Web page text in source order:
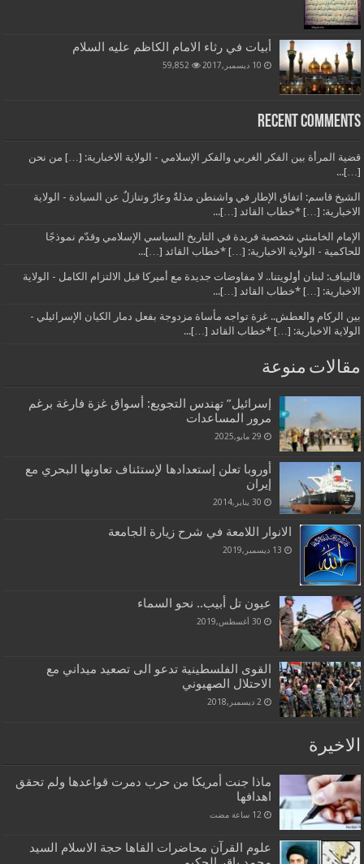
أبيات في رثاء الامام الكاظم عليه السلام
10 ديسمبر,2017 59,852
Recent Comments
قضية المرأة بين الفكر الغربي والفكر الإسلامي - الولاية الاخبارية: […] من نحن
[…]...
الشيخ قاسم: اتفاق الإطار في واشنطن مذلةٌ وعارٌ وتنازلٌ عن السيادة - الولاية
الاخبارية: […] *خطاب القائد […]...
الإمام الخامنئي شخصية فريدة في التاريخ السياسي الإسلامي وقدّم نموذجًا
للحاكمية - الولاية الاخبارية: […] *خطاب القائد […]...
قاليباف: لبنان أولويتنا.. لا مفاوضات جديدة مع أميركا قبل الالتزام الكامل - الولاية
الاخبارية: […] *خطاب القائد […]...
بين الركام والعطش.. غزة تواجه مأساة مزدوجة بفعل دمار الكيان الإسرائيلي -
الولاية الاخبارية: […] *خطاب القائد […]...
مقالات منوعة
إسرائيل” تهندس التجويع: أسواق غزة فارغة برغم
مرور المساعدات
29 مايو,2025
أوروبا تعلن إستعدادها لإستئناف تعاونها البحري مع
إيران
30 يناير,2014
الانوار اللامعة في شرح زيارة الجامعة
13 ديسمبر,2019
عيون تل أبيب.. نحو السماء
30 أغسطس,2019
القوى الفلسطينية تدعو الى تصعيد ميداني مع
الاحتلال الصهيوني
2 ديسمبر,2018
الاخيرة
ماذا جنت أمريكا من حرب دمرت قواعدها ولم تحقق
اهدافها
علوم القرآن محاضرات القاها حجة الاسلام السيد